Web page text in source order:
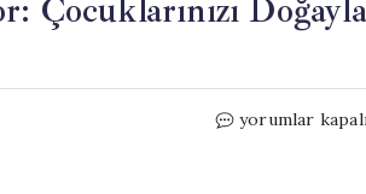
Doğayla
Aşırı
yorumlar